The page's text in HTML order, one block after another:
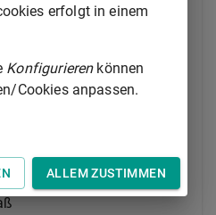
durch
zu. Die
einem der in
Landgerichte für die
Landgerichte die in die
fallenden
und zu
erfolgt in einem
Konfigurierenkönnen
Cookies anpassen.
ALLEM ZUSTIMMEN